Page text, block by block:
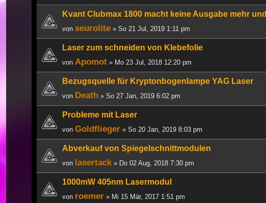
Kvant Clubmax 1800 macht keine Ausgabe mehr
von seurolite » So 21 Jul, 2019 1:11 pm
Laser zum schneiden von Klebefolie
von Apomot » Mo 23 Jul, 2018 12:20 pm
Bezugsquelle für Kryptonbogenlampe YAG Laser
von Death » So 27 Jan, 2019 6:02 pm
Probleme mit Laser
von Goldflieger » So 20 Jan, 2019 8:03 pm
Abverkauf von Spiegelschnittmodulen
von lasertack » Do 02 Aug, 2018 7:30 pm
1000mW 405nm Lasermodul
von roemer » Mi 15 Mär, 2017 1:51 pm